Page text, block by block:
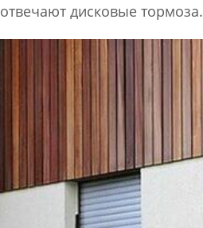
отвечают дисковые тормоза.